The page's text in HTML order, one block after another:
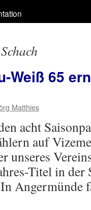
Schach
Weiß 65
Matthies
acht
auf
unseres
Titel in der
Angermünde